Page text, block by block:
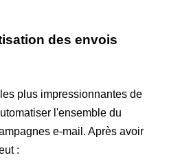
des envois
plus impressionnantes de
l'ensemble du
e-mail. Après avoir
: